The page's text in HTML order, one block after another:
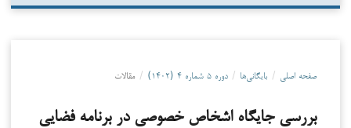
صفحه اصلی / بایگانی‌ها / دوره ۵ شماره ۴ (۱۴۰۲) / مقالات
بررسی جایگاه اشخاص خصوصی در برنامه فضایی